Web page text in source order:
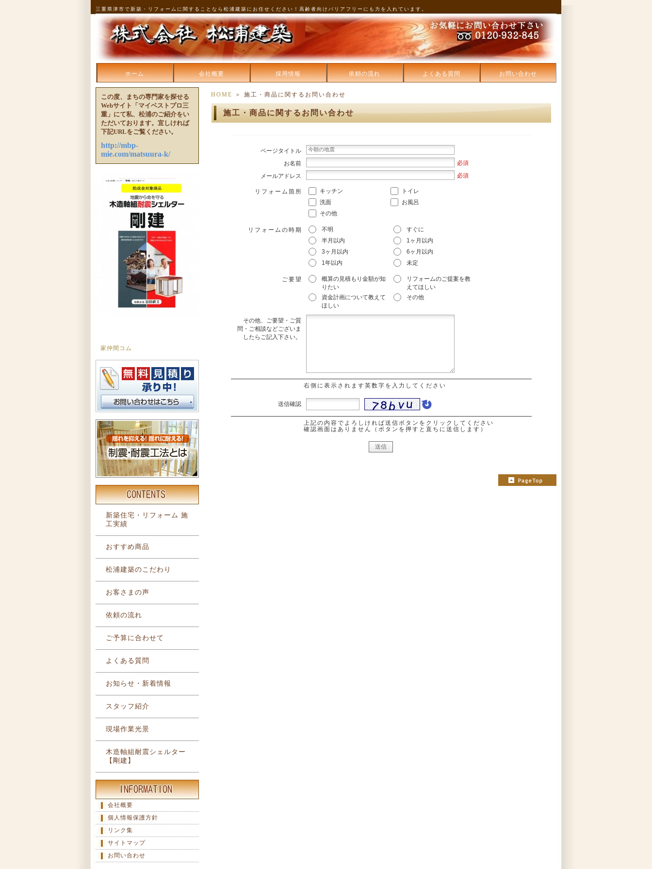
三重県津市で新築・リフォームに関することなら松浦建築にお任せください！高齢者向けバリアフリーにも力を入れています。
ホーム 会社概要 採用情報 依頼の流れ よくある質問 お問い合わせ
HOME ＞ 施工・商品に関するお問い合わせ
施工・商品に関するお問い合わせ
ページタイトル
お名前
必須
メールアドレス
必須
リフォーム箇所 キッチン
トイレ
洗面
お風呂
その他
リフォームの時期 不明
すぐに
半月以内
1ヶ月以内
3ヶ月以内
6ヶ月以内
1年以内
未定
ご要望
概算の見積もり金額が知
りたい
リフォームのご提案を教
えてほしい
資金計画について教えて
ほしい
その他
その他、ご要望・ご質
問・ご相談などございま
したらご記入下さい。
右側に表示されます英数字を入力してください
送信確認
上記の内容でよろしければ送信ボタンをクリックしてください
確認画面はありません（ボタンを押すと直ちに送信します）
この度、まちの専門家を探せる
Webサイト「マイベストプロ三
重」にて私、松浦のご紹介をい
ただいております。宜しければ
下記URLをご覧ください。
http://mbp-
mie.com/matsuura-k/
家仲間コム
新築住宅・リフォーム 施
工実績
おすすめ商品
松浦建築のこだわり
お客さまの声
依頼の流れ
ご予算に合わせて
よくある質問
お知らせ・新着情報
スタッフ紹介
現場作業光景
木造軸組耐震シェルター
【剛建】
会社概要
個人情報保護方針
リンク集
サイトマップ
お問い合わせ